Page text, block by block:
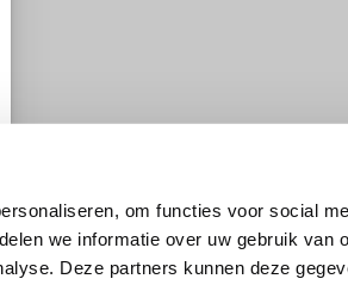
om functies voor social
we informatie over uw gebruik van
Deze partners kunnen deze